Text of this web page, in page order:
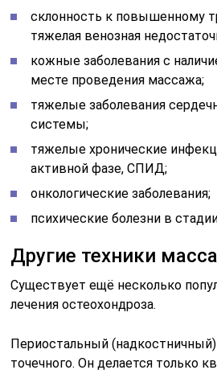
склонность к повышенному
тяжелая венозная
кожные заболевания с
месте проведения массажа;
тяжелые заболевания
системы;
тяжелые хронические
активной фазе, СПИД;
онкологические заболевания;
психические болезни в
Другие техники
Существует ещё несколько
лечения остеохондроза.
Периостальный
точечного. Он делается только